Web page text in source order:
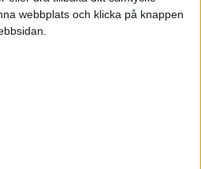
webbplats och klicka på knappen